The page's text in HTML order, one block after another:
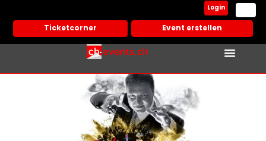
Ticketcorner Event erstellen
Login